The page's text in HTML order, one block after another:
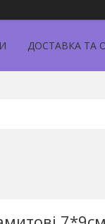
ДОСТАВКА ТА